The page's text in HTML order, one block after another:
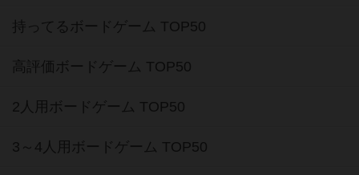
持ってるボードゲーム TOP50
高評価ボードゲーム TOP50
2人用ボードゲーム TOP50
3～4人用ボードゲーム TOP50